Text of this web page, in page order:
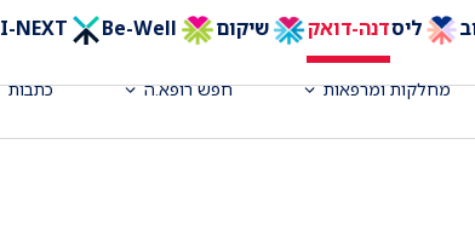
ליסדנה-דואק שיקום I-NEXT
מחלקות ומרפאות חפש רופא.ה כתבות